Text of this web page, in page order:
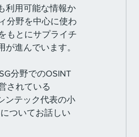
利用可能な情報か
分野を中心に使わ
もとにサプライチ
進んでいます。
分野でのOSINT
されている
ンテック代表の小
ついてお話しい